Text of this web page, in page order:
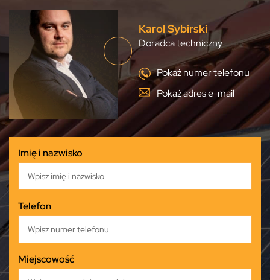
Karol Sybirski
Doradca techniczny
Pokaż numer telefonu
Pokaż adres e-mail
Imię i nazwisko
Telefon
Miejscowość